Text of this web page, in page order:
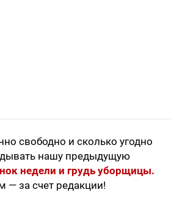
свободно и сколько угодно
нашу предыдущую
недели и грудь уборщицы.
— за счет редакции!